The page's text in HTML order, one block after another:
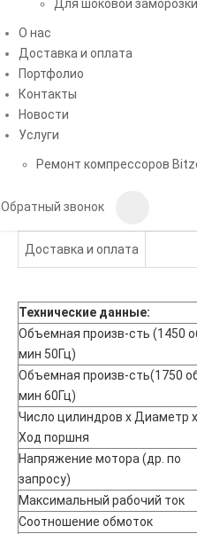
Для шоковой
О нас
Доставка и оплата
Портфолио
Контакты
Новости
Услуги
Ремонт компрессоров
Обратный звонок
Рейтинг:
Описание Характеристики
Доставка и оплата
Технические данные:
Объемная произв-сть (1450
мин 50Гц)
Объемная произв-сть(1750
мин 60Гц)
Число цилиндров х Диаметр х
Ход поршня
Напряжение мотора (др. по
запросу)
Максимальный рабочий ток
Соотношение обмоток